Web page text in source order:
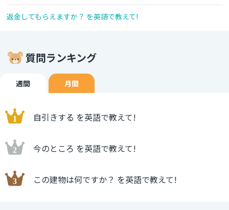
返金してもらえますか？ を英語で教えて!
質問ランキング
週間 月間
自引きする を英語で教えて!
今のところ を英語で教えて!
この建物は何ですか？ を英語で教えて!